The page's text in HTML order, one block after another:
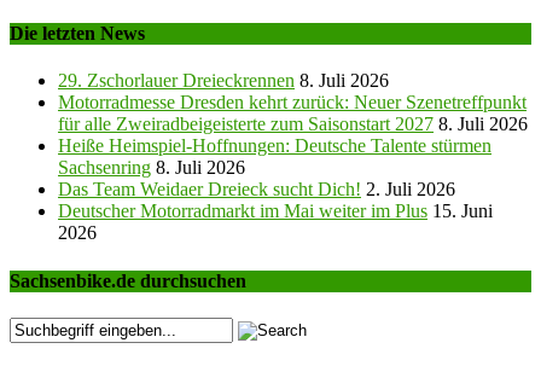
Die letzten News
29. Zschorlauer Dreieckrennen 8. Juli 2026
Motorradmesse Dresden kehrt zurück: Neuer Szenetreffpunkt
für alle Zweiradbeigeisterte zum Saisonstart 2027 8. Juli 2026
Heiße Heimspiel-Hoffnungen: Deutsche Talente stürmen
Sachsenring 8. Juli 2026
Das Team Weidaer Dreieck sucht Dich! 2. Juli 2026
Deutscher Motorradmarkt im Mai weiter im Plus 15. Juni
2026
Sachsenbike.de durchsuchen